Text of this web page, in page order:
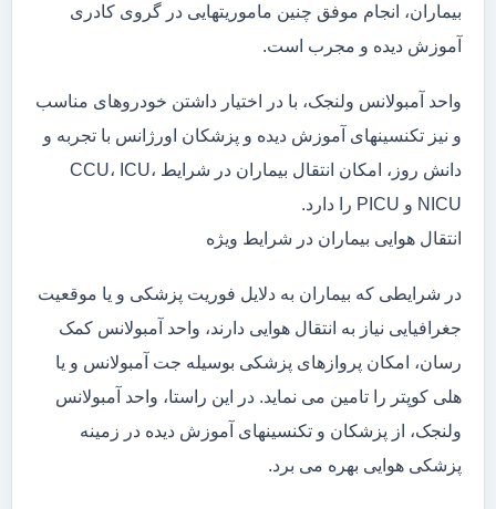
بیماران، انجام موفق چنین ماموریتهایی در گروی کادری
آموزش دیده و مجرب است.
واحد آمبولانس ولنجک، با در اختیار داشتن خودروهای مناسب
و نیز تکنسینهای آموزش دیده و پزشکان اورژانس با تجربه و
دانش روز، امکان انتقال بیماران در شرایط CCU، ICU،
NICU و PICU را دارد.
انتقال هوایی بیماران در شرایط ویژه
در شرایطی که بیماران به دلایل فوریت پزشکی و یا موقعیت
جغرافیایی نیاز به انتقال هوایی دارند، واحد آمبولانس کمک
رسان، امکان پروازهای پزشکی بوسیله جت آمبولانس و یا
هلی کوپتر را تامین می نماید. در این راستا، واحد آمبولانس
ولنجک، از پزشکان و تکنسینهای آموزش دیده در زمینه
پزشکی هوایی بهره می برد.